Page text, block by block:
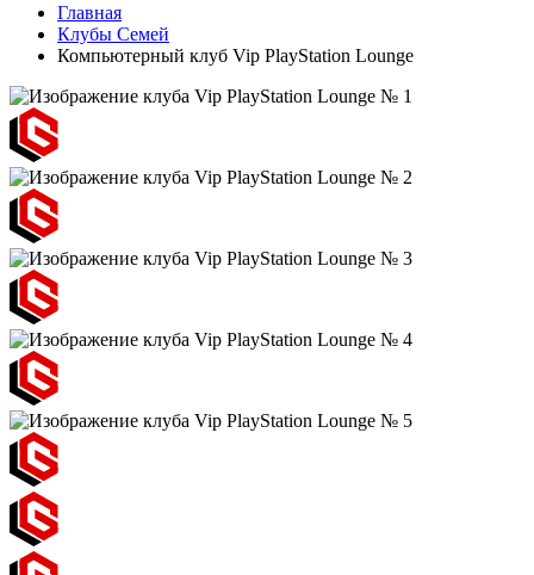
Главная
Клубы Семей
Компьютерный клуб Vip PlayStation Lounge